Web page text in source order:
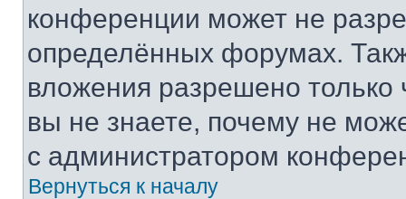
конференции может не
определённых форумах.
вложения разрешено
вы не знаете, почему не
с администратором
Вернуться к началу